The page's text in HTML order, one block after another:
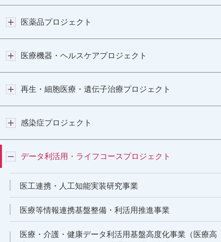
医薬品プロジェクト
医療機器・ヘルスケアプロジェクト
再生・細胞医療・遺伝子治療プロジェクト
感染症プロジェクト
データ利活用・ライフコースプロジェクト
医工連携・人工知能実装研究事業
医療等情報連携基盤整備・利活用推進事業
医療・介護・健康データ利活用基盤高度化事業（医療高